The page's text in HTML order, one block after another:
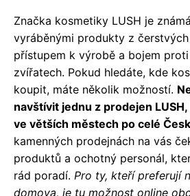
Značka kosmetiky LUSH je
vyráběnými produkty z
přístupem k výrobě a bojem
zvířatech. Pokud hledáte, kde
koupit, máte několik možností.
navštívit jednu z prodejen
ve větších městech po celé
kamenných prodejnách na vás
produktů a ochotný personál,
rád poradí. Pro ty, kteří preferují
domova, je tu možnost online